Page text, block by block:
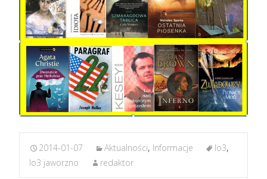
2014-01-07 Aktualności, Informacje lo3,
lo3 jaworzno
redaktor